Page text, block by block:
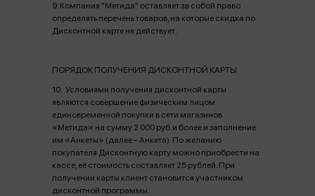
9. Компания "Метида" оставляет за собой право
определять перечень товаров, на которые скидка по
Дисконтной карте не действует.
ПОРЯДОК ПОЛУЧЕНИЯ ДИСКОНТНОЙ КАРТЫ
10. Условиями получения дисконтной карты
являются совершение физическим лицом
единовременной покупки в сети магазинов
«Метида» на сумму 2 000 руб.и более и заполнение
им «Анкеты» (далее – Анкета). По желанию
покупателя Дисконтную карту можно приобрести на
кассе, её стоимость составляет 25 рублей. При
получении карты клиент становится участником
дисконтной программы.